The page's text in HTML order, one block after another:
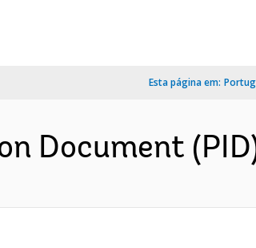
Esta página em:
Document